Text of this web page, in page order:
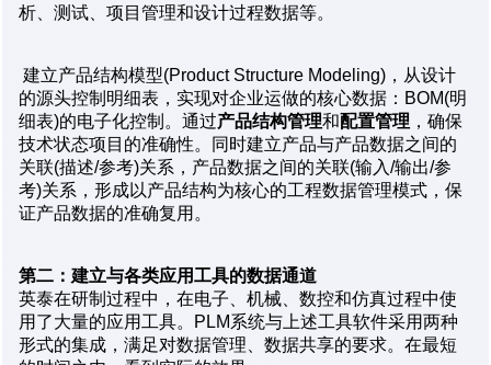
析、测试、项目管理和设计过程数据等。
建立产品结构模型(Product Structure Modeling)，从设计
的源头控制明细表，实现对企业运做的核心数据：BOM(明
细表)的电子化控制。通过产品结构管理和配置管理 ，确保
技术状态项目的准确性。同时建立产品与产品数据之间的
关联(描述/参考)关系，产品数据之间的关联(输入/输出/参
考)关系，形成以产品结构为核心的工程数据管理模式，保
证产品数据的准确复用。
第二：建立与各类应用工具的数据通道
英泰在研制过程中，在电子、机械、数控和仿真过程中使
用了大量的应用工具。PLM系统与上述工具软件采用两种
形式的集成，满足对数据管理、数据共享的要求。在最短